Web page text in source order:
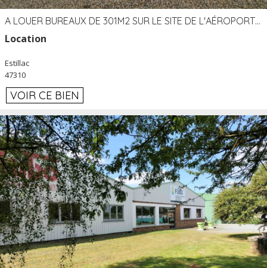
A LOUER BUREAUX DE 301M2 SUR LE SITE DE L'AÉROPORT AGEN LA GARENNE
Location
Estillac
47310
VOIR CE BIEN